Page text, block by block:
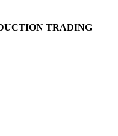
TRADING